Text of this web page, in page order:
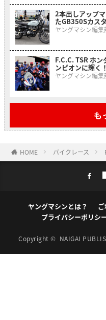
2本出しアップ
たGB350Sカス
ヤングマシン編集
F.C.C. TSR ホ
ンピオンに輝く
ヤングマシン編集
も
HOME バイクレース
ヤングマシンとは？
プライバシーポリシ
Copyright © NAIGAI